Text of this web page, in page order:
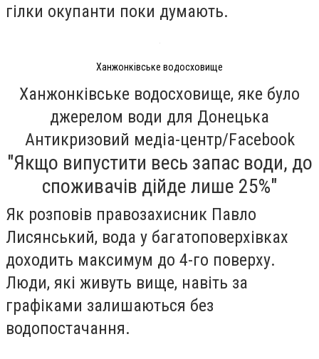
гілки окупанти поки думають.
Ханжонківське водосховище
Ханжонківське водосховище, яке було
джерелом води для Донецька
Антикризовий медіа-центр/Facebook
"Якщо випустити весь запас води, до
споживачів дійде лише 25%"
Як розповів правозахисник Павло
Лисянський, вода у багатоповерхівках
доходить максимум до 4-го поверху.
Люди, які живуть вище, навіть за
графіками залишаються без
водопостачання.